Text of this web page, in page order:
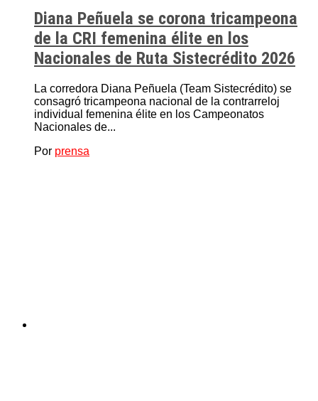
Diana Peñuela se corona tricampeona
de la CRI femenina élite en los
Nacionales de Ruta Sistecrédito 2026
La corredora Diana Peñuela (Team Sistecrédito) se
consagró tricampeona nacional de la contrarreloj
individual femenina élite en los Campeonatos
Nacionales de...
Por prensa